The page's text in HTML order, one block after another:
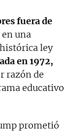
fuera de
en una
ley
en 1972,
razón de
educativo
prometió